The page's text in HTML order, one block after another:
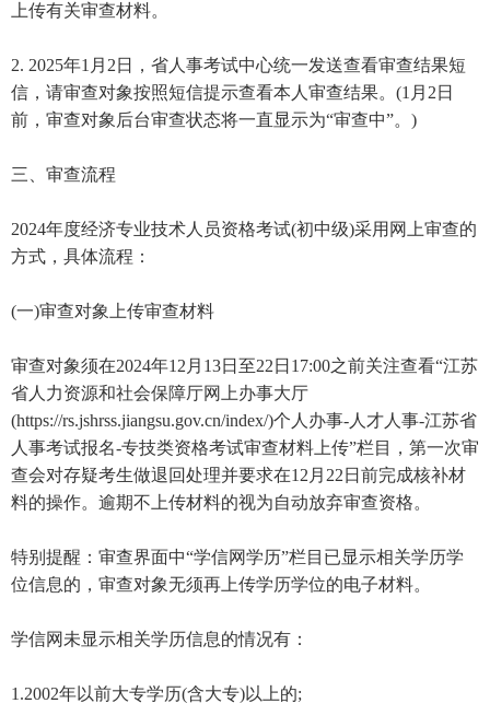
上传有关审查材料。
2. 2025年1月2日，省人事考试中心统一发送查看审查结果短
信，请审查对象按照短信提示查看本人审查结果。(1月2日
前，审查对象后台审查状态将一直显示为“审查中”。)
三、审查流程
2024年度经济专业技术人员资格考试(初中级)采用网上审查的
方式，具体流程：
(一)审查对象上传审查材料
审查对象须在2024年12月13日至22日17:00之前关注查看“江苏
省人力资源和社会保障厅网上办事大厅
(https://rs.jshrss.jiangsu.gov.cn/index/)个人办事-人才人事-江苏省
人事考试报名-专技类资格考试审查材料上传”栏目，第一次审
查会对存疑考生做退回处理并要求在12月22日前完成核补材
料的操作。逾期不上传材料的视为自动放弃审查资格。
特别提醒：审查界面中“学信网学历”栏目已显示相关学历学
位信息的，审查对象无须再上传学历学位的电子材料。
学信网未显示相关学历信息的情况有：
1.2002年以前大专学历(含大专)以上的;